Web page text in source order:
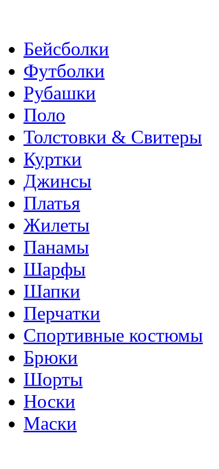
Бейсболки
Футболки
Рубашки
Поло
Толстовки & Свитеры
Куртки
Джинсы
Платья
Жилеты
Панамы
Шарфы
Шапки
Перчатки
Спортивные костюмы
Брюки
Шорты
Носки
Маски